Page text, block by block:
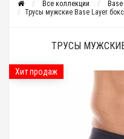
Все коллекции
Трусы мужские Base Layer
ТРУСЫ МУЖСКИЕ
Хит продаж